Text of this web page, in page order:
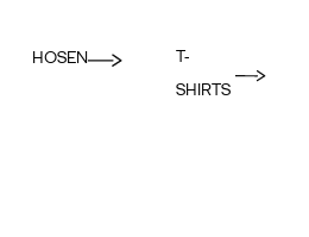
HOSEN
T-
SHIRTS